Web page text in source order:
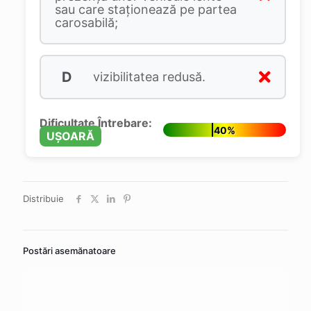
sau care staţionează pe partea
carosabilă;
D vizibilitatea redusă.
Dificultate Întrebare:
UȘOARĂ
40%
Distribuie
Postări asemănatoare